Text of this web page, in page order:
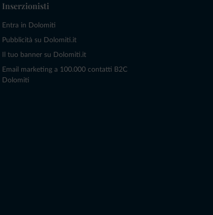
Inserzionisti
Entra in Dolomiti
Pubblicità su Dolomiti.it
Il tuo banner su Dolomiti.it
Email marketing a 100.000 contatti B2C
Dolomiti